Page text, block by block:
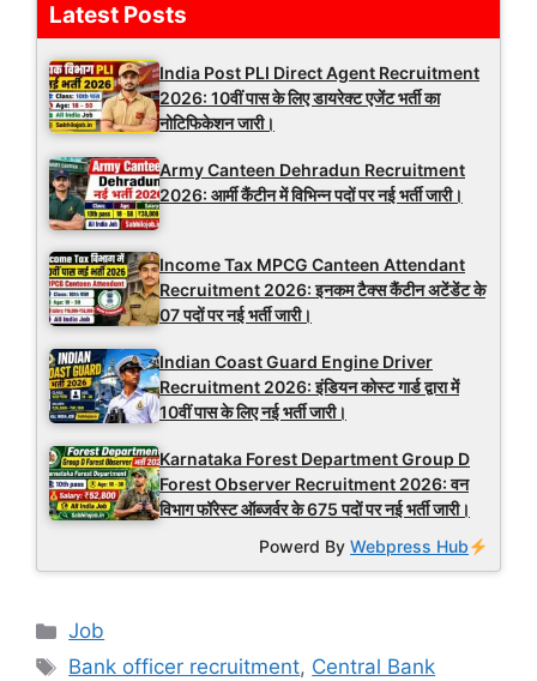
Latest Posts
India Post PLI Direct Agent Recruitment
2026: 10वीं पास के लिए डायरेक्ट एजेंट भर्ती का
नोटिफिकेशन जारी।
Army Canteen Dehradun Recruitment
2026: आर्मी कैंटीन में विभिन्न पदों पर नई भर्ती जारी।
Income Tax MPCG Canteen Attendant
Recruitment 2026: इनकम टैक्स कैंटीन अटेंडेंट के
07 पदों पर नई भर्ती जारी।
Indian Coast Guard Engine Driver
Recruitment 2026: इंडियन कोस्ट गार्ड द्वारा में
10वीं पास के लिए नई भर्ती जारी।
Karnataka Forest Department Group D
Forest Observer Recruitment 2026: वन
विभाग फॉरेस्ट ऑब्जर्वर के 675 पदों पर नई भर्ती जारी।
Powerd ByWebpress Hub
Categories
Job
Tags
Bank officer recruitment, Central Bank